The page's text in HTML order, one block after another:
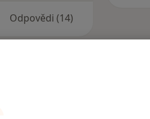
Odpovědi (14)